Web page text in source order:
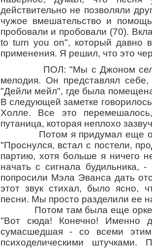
действительно не позволяли
чужое вмешательство и
пробовали и пробовали (70).
to turn you on", который давно
применения. Я решил, что это
ПОЛ: "Мы с Джоном сели, у
мелодия. Он представлял
"Дейли мейл", где была
В следующей заметке
Холле. Все это
путаница, которая неплохо
Потом я придумал еще один
"Проснулся, встал с постели,
партию, хотя больше я ничего
начать с сигнала
попросили Мэла Эванса дать
этот звук стихал, было ясно,
песни. Мы просто разделили ее
Потом там была еще
"Вот сюда! Конечно! Именно
сумасшедшая - со всеми
психоделическими